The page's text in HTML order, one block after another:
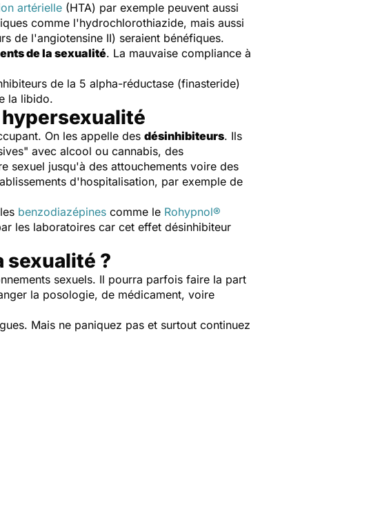
artérielle (HTA) par exemple peuvent aussi
comme l'hydrochlorothiazide, mais aussi
de l'angiotensine II) seraient bénéfiques.
de la sexualité. La mauvaise compliance à
de la 5 alpha-réductase (finasteride)
la libido.
On les appelle des désinhibiteurs. Ils
avec alcool ou cannabis, des
sexuel jusqu'à des attouchements voire des
d'hospitalisation, par exemple de
benzodiazépines comme le Rohypnol®
les laboratoires car cet effet désinhibiteur
sexualité ?
sexuels. Il pourra parfois faire la part
la posologie, de médicament, voire
Mais ne paniquez pas et surtout continuez